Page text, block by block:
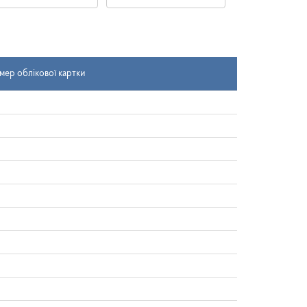
облікової картки